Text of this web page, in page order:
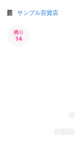
サンプル百貨店
残り
14